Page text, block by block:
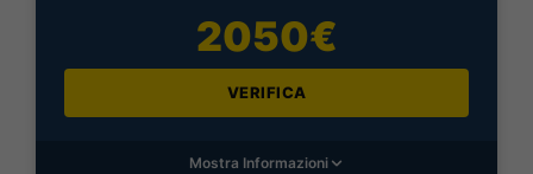
2050€
VERIFICA
Mostra Informazioni